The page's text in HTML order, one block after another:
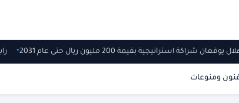
يوقعان شراكة استراتيجية بقيمة 200 مليون ريال حتى عام 2031
ومنوعات